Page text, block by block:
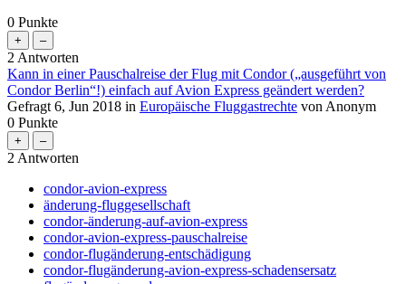
0 Punkte
2 Antworten
Kann in einer Pauschalreise der Flug mit Condor („ausgeführt von
Condor Berlin“!) einfach auf Avion Express geändert werden?
Gefragt 6, Jun 2018 in Europäische Fluggastrechte von Anonym
0 Punkte
2 Antworten
condor-avion-express
änderung-fluggesellschaft
condor-änderung-auf-avion-express
condor-avion-express-pauschalreise
condor-flugänderung-entschädigung
condor-flugänderung-avion-express-schadensersatz